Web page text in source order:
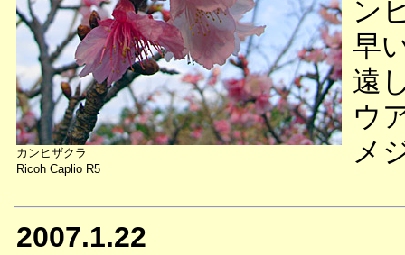
カンヒザクラ
Ricoh Caplio R5
ン
早
遠
ウ
メ
2007.1.22